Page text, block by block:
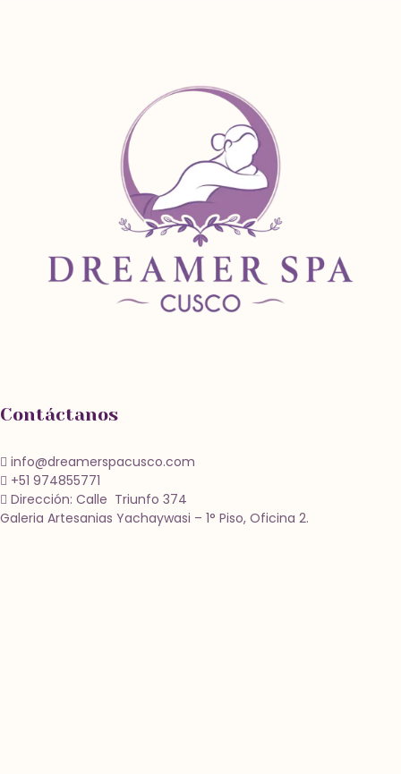
Contáctanos
info@dreamerspacusco.com
+51 974855771
Dirección: Calle Triunfo 374
Galeria Artesanias Yachaywasi – 1° Piso, Oficina 2.